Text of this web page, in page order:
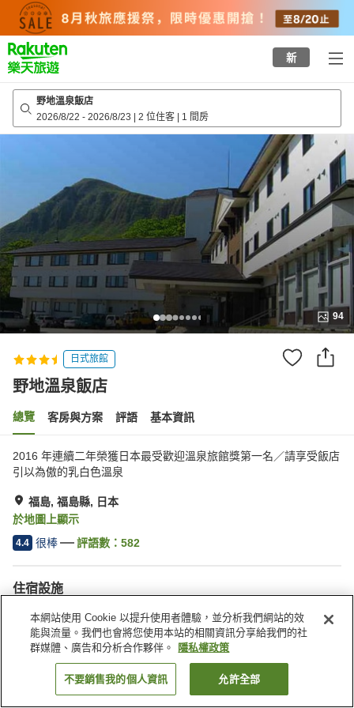
top
page
新
野地溫泉飯店
2026/8/22 - 2026/8/23 | 2 位住客 | 1 間房
94
日式旅館
野地溫泉飯店
總覽 客房與方案 評語 基本資訊
2016 年連續二年榮獲日本最受歡迎溫泉旅館獎第一名／請享受飯店
引以為傲的乳白色溫泉
福島, 福島縣, 日本
於地圖上顯示
4.4 很棒 評語數： 582
住宿設施
停車場
三溫暖
Spa／美容沙龍
休息室
找客房
本網站使用 Cookie 以提升使用者體驗，並分析我們網站的效
能與流量。我們也會將您使用本站的相關資訊分享給我們的社
群媒體、廣告和分析合作夥伴。
隱私權政策
不要銷售我的個人資訊 允許全部